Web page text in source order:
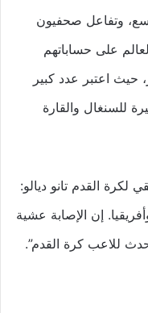
وتفاعل صحفيون
على حساباتهم
حيث اعتبر عدد كبير
للسنغال والقارة
لكرة القدم تانو ديالو:
إن الإصابة عشية
للاعب كرة القدم”.